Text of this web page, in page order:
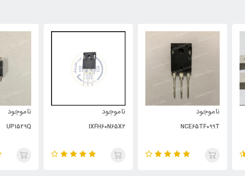
ناموجود
NCE65TF099T
ناموجود
IXFH60N65X2
ناموجود
UP1529Q